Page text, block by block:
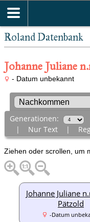
Roland Datenbank
Johanne Juliane
- Datum unbekannt
Generationen:
| Nur Text|
Ziehen oder scrollen, um
Johanne Juliane
Pätzold
-Datum